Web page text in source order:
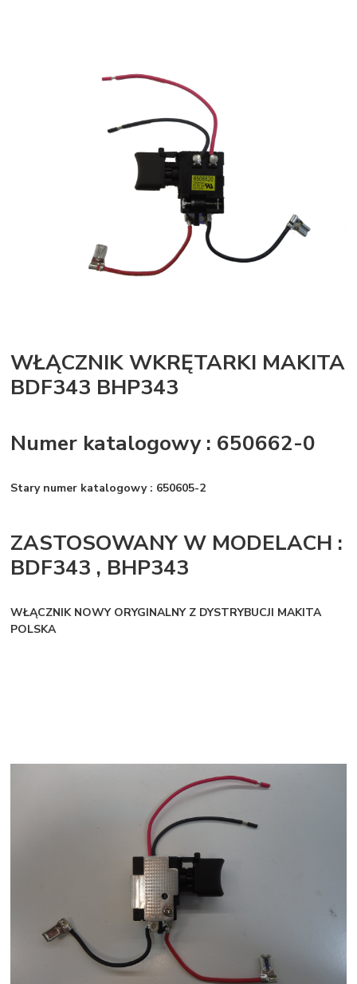
WŁĄCZNIK WKRĘTARKI MAKITA
BDF343 BHP343
Numer katalogowy : 650662-0
Stary numer katalogowy : 650605-2
ZASTOSOWANY W MODELACH :
BDF343 , BHP343
WŁĄCZNIK NOWY ORYGINALNY Z DYSTRYBUCJI MAKITA
POLSKA